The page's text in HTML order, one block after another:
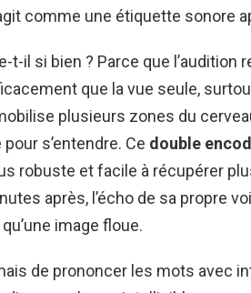
comme une étiquette sonore
t-il si bien ? Parce que l’audition
que la vue seule,
plusieurs zones du
s’entendre. Ce double
robuste et facile à récupérer
après, l’écho de sa propre
image floue.
de prononcer les mots avec